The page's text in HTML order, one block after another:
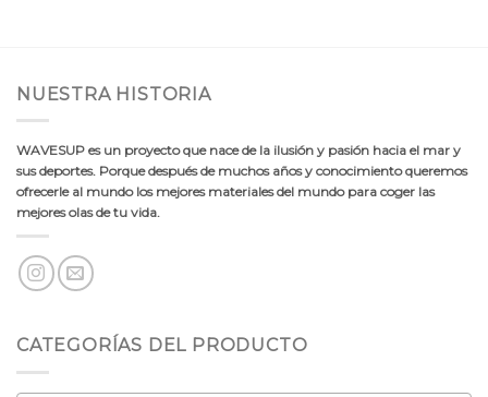
NUESTRA HISTORIA
WAVESUP es un proyecto que nace de la ilusión y pasión hacia el mar y
sus deportes. Porque después de muchos años y conocimiento queremos
ofrecerle al mundo los mejores materiales del mundo para coger las
mejores olas de tu vida.
CATEGORÍAS DEL PRODUCTO